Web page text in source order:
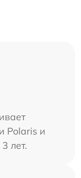
Polaris и
лет.